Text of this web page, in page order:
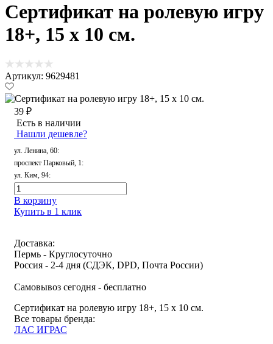
Сертификат на ролевую игру
18+, 15 х 10 см.
Артикул: 9629481
39 ₽
Есть в наличии
Нашли дешевле?
ул. Ленина, 60:
проспект Парковый, 1 :
ул. Ким, 94:
В корзину
Купить в 1 клик
Доставка:
Пермь - Круглосуточно
Россия - 2-4 дня (СДЭК, DPD, Почта России)
Самовывоз сегодня - бесплатно
Сертификат на ролевую игру 18+, 15 х 10 см.
Все товары бренда:
ЛАС ИГРАС